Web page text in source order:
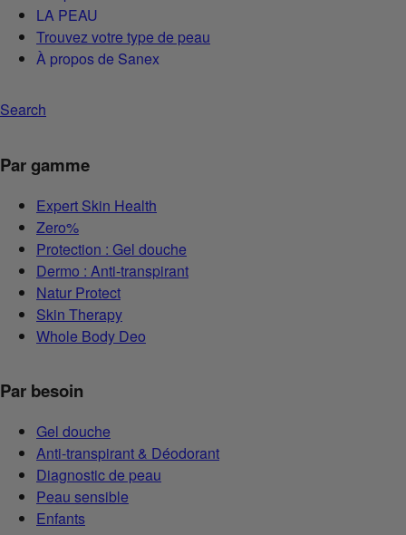
LA PEAU
Trouvez votre type de peau
À propos de Sanex
Search
Par gamme
Expert Skin Health
Zero%
Protection : Gel douche
Dermo : Anti-transpirant
Natur Protect
Skin Therapy
Whole Body Deo
Par besoin
Gel douche
Anti-transpirant & Déodorant
Diagnostic de peau
Peau sensible
Enfants